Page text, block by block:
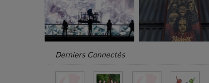
Derniers Connectés